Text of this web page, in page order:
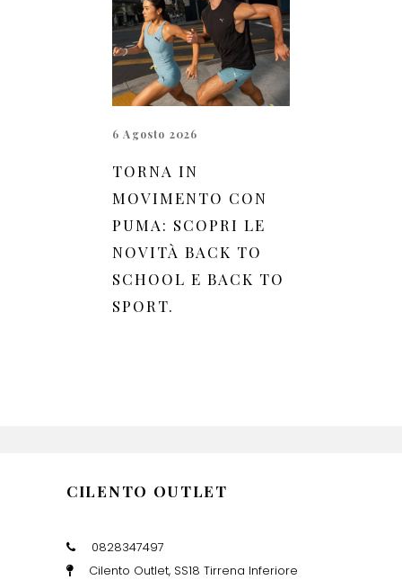
6 Agosto 2026
TORNA IN
MOVIMENTO CON
PUMA: SCOPRI LE
NOVITÀ BACK TO
SCHOOL E BACK TO
SPORT.
CILENTO OUTLET
0828347497
Cilento Outlet, SS18 Tirrena Inferiore